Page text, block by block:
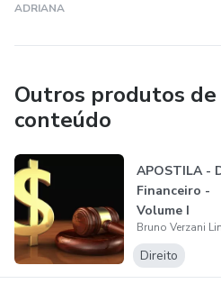
ADRIANA
Outros produtos de
conteúdo
APOSTILA -
Financeiro -
Volume I
Direito